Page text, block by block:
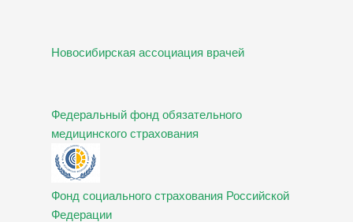
Новосибирская ассоциация врачей
Федеральный фонд обязательного
медицинского страхования
Фонд социального страхования Российской
Федерации